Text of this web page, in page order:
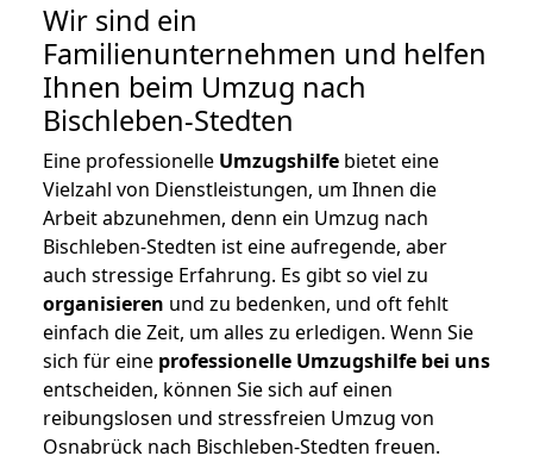
Wir sind ein
Familienunternehmen und helfen
Ihnen beim Umzug nach
Bischleben-Stedten
Eine professionelle Umzugshilfe bietet eine
Vielzahl von Dienstleistungen, um Ihnen die
Arbeit abzunehmen, denn ein Umzug nach
Bischleben-Stedten ist eine aufregende, aber
auch stressige Erfahrung. Es gibt so viel zu
organisieren und zu bedenken, und oft fehlt
einfach die Zeit, um alles zu erledigen. Wenn Sie
sich für eine professionelle Umzugshilfe bei uns
entscheiden, können Sie sich auf einen
reibungslosen und stressfreien Umzug von
Osnabrück nach Bischleben-Stedten freuen.